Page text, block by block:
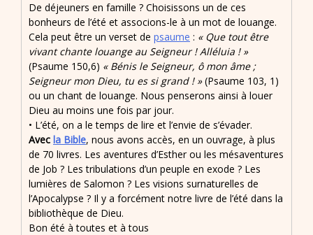
De déjeuners en famille ? Choisissons un de ces
bonheurs de l’été et associons-le à un mot de louange.
Cela peut être un verset de psaume : « Que tout être
vivant chante louange au Seigneur ! Alléluia ! »
(Psaume 150,6) « Bénis le Seigneur, ô mon âme ;
Seigneur mon Dieu, tu es si grand ! »(Psaume 103, 1)
ou un chant de louange. Nous penserons ainsi à louer
Dieu au moins une fois par jour.
• L’été, on a le temps de lire et l’envie de s’évader.
Avec la Bible, nous avons accès, en un ouvrage, à plus
de 70 livres. Les aventures d’Esther ou les mésaventures
de Job ? Les tribulations d’un peuple en exode ? Les
lumières de Salomon ? Les visions surnaturelles de
l’Apocalypse ? Il y a forcément notre livre de l’été dans la
bibliothèque de Dieu.
Bon été à toutes et à tous